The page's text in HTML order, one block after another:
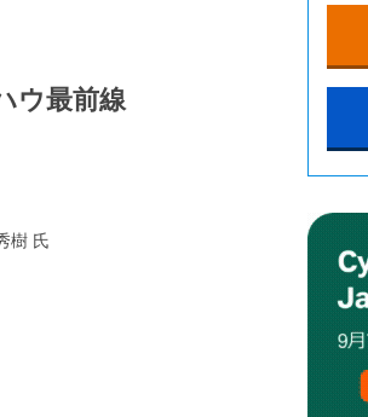
ウ最前線
樹 氏